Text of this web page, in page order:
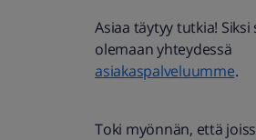
Asiaa täytyy tutkia!
olemaan yhteydessä
asiakaspalveluumme.
Toki myönnän, että